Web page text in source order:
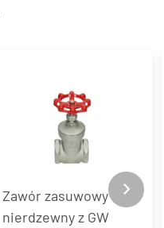
Zawór zasuwowy
nierdzewny z GW